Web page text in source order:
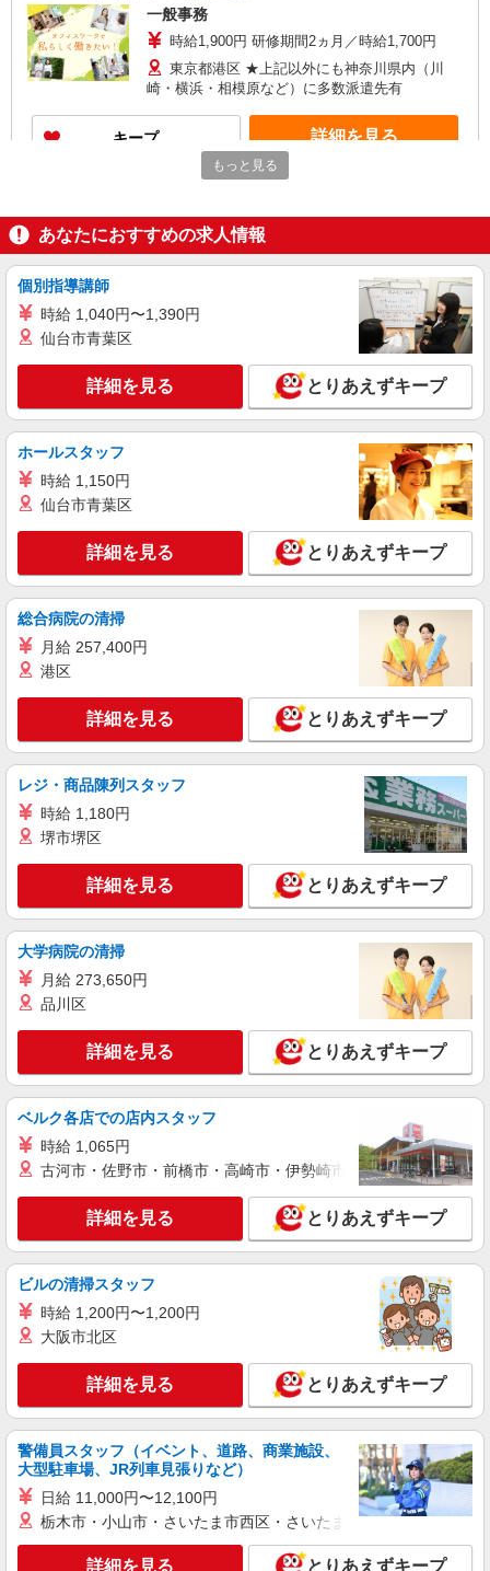
一般事務
時給1,900円 研修期間2ヵ月／時給1,700円
東京都港区 ★上記以外にも神奈川県内（川
崎・横浜・相模原など）に多数派遣先有
キープ 詳細を見る
物流事務
時給1,580円＋交通費全額支給
東京都港区 ★上記以外にも神奈川県内（川
崎・横浜・相模原など）に多数派遣先有
詳細を見る
正社員
株式会社HITOWA フードサービスカンパニー
株式会社HITOWA フードサービスカンパニー
（本社） （東京都港区港南二丁目15番3号 品川
インターシティC棟）
キープ 詳細を見る
パート 職業紹介
日本生命保険相互会社
生命保険会社の一般事務
時給 1,270円＋交通費（規程あり）
東京都港区芝4-1-23 三田NNビル ただし、本
人の通勤可能な範囲内で就業場所の変更を行うこ
とがあります
キープ 詳細を見る
正社員
平野クレーン工業株式会社
【一般事務職】
東京都港区新橋二丁目4番7号 VORT新橋二丁
キープ 詳細を見る
株式会社フルキャスト東京支社/EA0401G-10U
カンタン事務・データ入力スタッフ
時給1600円〜1800円（22:00〜翌5:00の深夜手
当で時給UP） ※給与幅は経験・能力による
東京都港区
キープ 詳細を見る
アルバイト
株式会社フルキャスト東京支社/EA0401G-10M
カンタン軽作業スタッフ（仕分け・シール貼り
など）
時給1600円〜1800円（22:00〜翌5:00の深夜手
当で時給UP） ※給与幅は経験・能力による
東京都港区
キープ 詳細を見る
パート
もっと見る
あなたにおすすめの求人情報
個別指導講師
時給 1,040円〜1,390円
仙台市青葉区
詳細を見る とりあえずキープ
ホールスタッフ
時給 1,150円
仙台市青葉区
詳細を見る とりあえずキープ
総合病院の清掃
月給 257,400円
港区
詳細を見る とりあえずキープ
レジ・商品陳列スタッフ
時給 1,180円
堺市堺区
詳細を見る とりあえずキープ
大学病院の清掃
月給 273,650円
品川区
詳細を見る とりあえずキープ
ベルク各店での店内スタッフ
時給 1,065円
古河市・佐野市・前橋市・高崎市・伊勢崎市・太田市・館林市
詳細を見る とりあえずキープ
ビルの清掃スタッフ
時給 1,200円〜1,200円
大阪市北区
詳細を見る とりあえずキープ
警備員スタッフ（イベント、道路、商業施設、
大型駐車場、JR列車見張りなど）
日給 11,000円〜12,100円
栃木市・小山市・さいたま市西区・さいたま市岩槻区・久喜市・
詳細を見る とりあえずキープ